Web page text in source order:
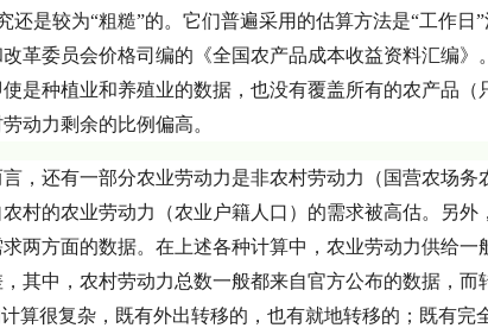
还是较为“粗糙”的。它们普遍采用的估算方法是“工作日
革委员会价格司编的《全国农产品成本收益资料汇编》
是种植业和养殖业的数据，也没有覆盖所有的农产品（
动力剩余的比例偏高。
，还有一部分农业劳动力是非农村劳动力（国营农场务
村的农业劳动力（农业户籍人口）的需求被高估。另外
两方面的数据。在上述各种计算中，农业劳动力供给一
其中，农村劳动力总数一般都来自官方公布的数据，而
算很复杂，既有外出转移的，也有就地转移的；既有完